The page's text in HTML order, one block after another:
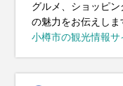
グルメ、ショッピ
の魅力をお伝えしま
小樽市の観光情報